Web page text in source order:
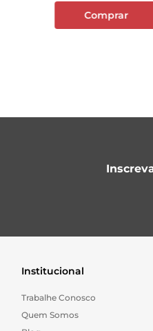
Comprar
Institucional
Trabalhe Conosco
Quem Somos